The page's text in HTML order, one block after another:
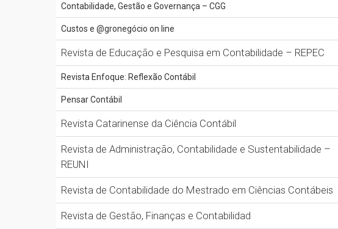
Contabilidade, Gestão e Governança – CGG
Custos e @gronegócio on line
Revista de Educação e Pesquisa em Contabilidade – REPEC
Revista Enfoque: Reflexão Contábil
Pensar Contábil
Revista Catarinense da Ciência Contábil
Revista de Administração, Contabilidade e Sustentabilidade –
REUNI
Revista de Contabilidade do Mestrado em Ciências Contábeis
Revista de Gestão, Finanças e Contabilidad